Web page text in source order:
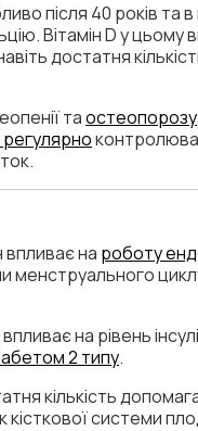
після 40 років та
Вітамін D у
достатня
таостеопорозу
регулярно
впливає на роботу
на рівень
2 типу.
кількість
кісткової системи